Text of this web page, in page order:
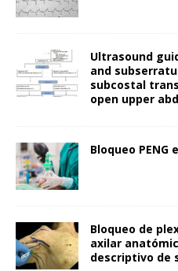
Ultrasound
and
subcostal
open upper
Bloqueo
Bloqueo de
axilar
descriptivo de